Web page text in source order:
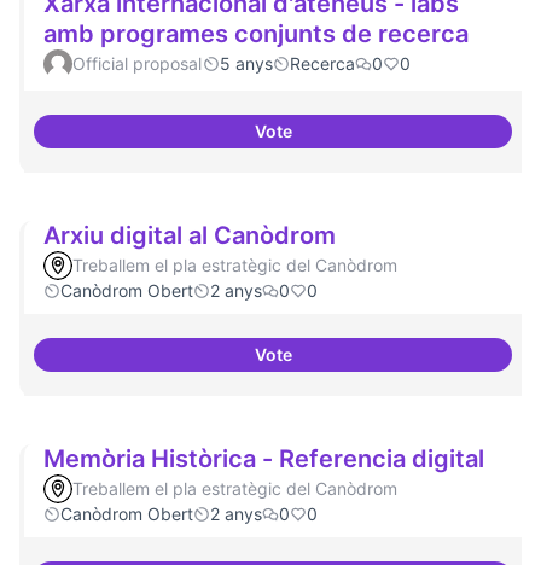
amb programes conjunts de recerca
Official proposal 5 anys Recerca 0 0
VoteXarxa internacional d'ateneus -
Arxiu digital al Canòdrom
Treballem el pla estratègic del Canòdrom
Canòdrom Obert
2 anys 0 0
VoteArxiu digital al Canòdrom
Memòria Històrica - Referencia digital
Treballem el pla estratègic del Canòdrom
Canòdrom Obert
2 anys 0 0